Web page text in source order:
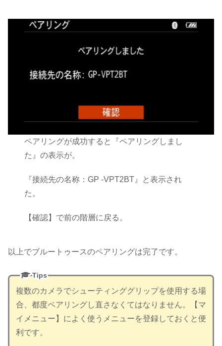
ペアリングが成功すると『ペアリングしまし
た』の表示が。
『接続先の名称：GP -VPT2BT』と表示され
た。
【確認】で前の階層に戻る。
以上でブルートゥースのペアリングは完了です。
Tips
複数のカメラでシューティンググリップを使用する場
合、都度ペアリングし直さなくてはなりません。【マ
イメニュー】によく使うメニューを登録しておくと便
利です。